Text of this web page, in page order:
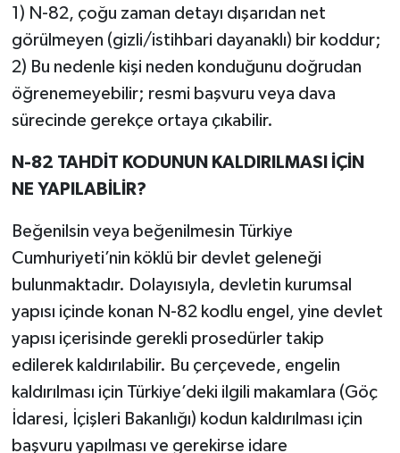
1) N-82, çoğu zaman detayı dışarıdan net
görülmeyen (gizli/istihbari dayanaklı) bir koddur;
2) Bu nedenle kişi neden konduğunu doğrudan
öğrenemeyebilir; resmi başvuru veya dava
sürecinde gerekçe ortaya çıkabilir.
N-82 TAHDİT KODUNUN KALDIRILMASI İÇİN
NE YAPILABİLİR?
Beğenilsin veya beğenilmesin Türkiye
Cumhuriyeti’nin köklü bir devlet geleneği
bulunmaktadır. Dolayısıyla, devletin kurumsal
yapısı içinde konan N-82 kodlu engel, yine devlet
yapısı içerisinde gerekli prosedürler takip
edilerek kaldırılabilir. Bu çerçevede, engelin
kaldırılması için Türkiye’deki ilgili makamlara (Göç
İdaresi, İçişleri Bakanlığı) kodun kaldırılması için
başvuru yapılması ve gerekirse idare